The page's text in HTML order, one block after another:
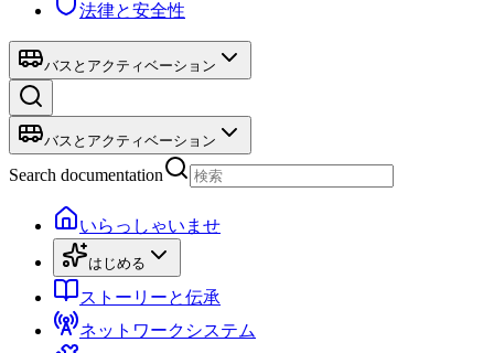
法律と安全性
バスとアクティベーション
バスとアクティベーション
Search documentation
いらっしゃいませ
はじめる
ストーリーと伝承
ネットワークシステム